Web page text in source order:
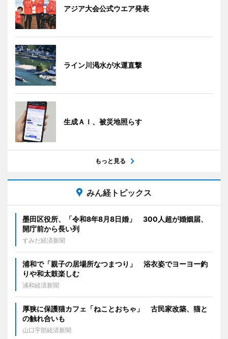
アジア大会公式ウエア発表
ライン川渇水が水運直撃
生成ＡＩ、被災地照らす
もっと見る
みん経トピックス
墨田区役所、「令和8年8月8日婚」 300人超が婚姻届、
開庁前から長い列
すみだ経済新聞
浦和で「親子の居場所なつまつり」 浴衣姿でヨーヨー釣
りや和太鼓楽しむ
浦和経済新聞
厚狭に保護猫カフェ「ねことおちゃ」 古民家改築、猫と
の触れ合いも
山口宇部経済新聞